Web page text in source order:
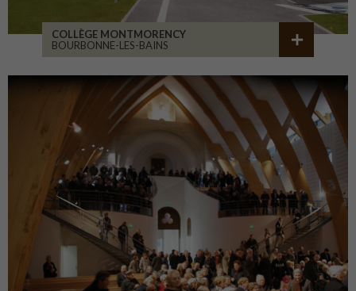
COLLÈGE MONTMORENCY
BOURBONNE-LES-BAINS